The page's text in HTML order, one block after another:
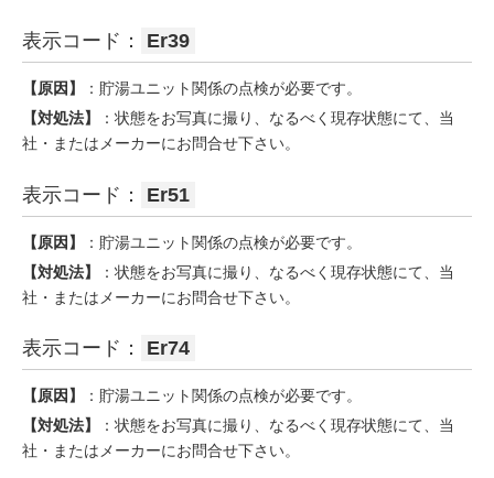
表示コード： Er39
【原因】
：貯湯ユニット関係の点検が必要です。
【対処法】
：状態をお写真に撮り、なるべく現存状態にて、当
社・またはメーカーにお問合せ下さい。
表示コード： Er51
【原因】
：貯湯ユニット関係の点検が必要です。
【対処法】
：状態をお写真に撮り、なるべく現存状態にて、当
社・またはメーカーにお問合せ下さい。
表示コード： Er74
【原因】
：貯湯ユニット関係の点検が必要です。
【対処法】
：状態をお写真に撮り、なるべく現存状態にて、当
社・またはメーカーにお問合せ下さい。